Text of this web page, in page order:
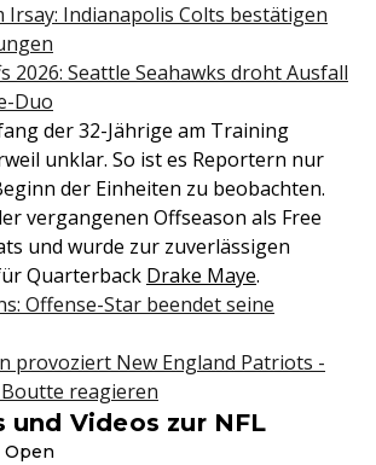
Irsay: Indianapolis Colts bestätigen
2026: Seattle Seahawks droht Ausfall
Duo
der 32-Jährige am Training
unklar. So ist es Reportern nur
der Einheiten zu beobachten.
vergangenen Offseason als Free
und wurde zur zuverlässigen
Quarterback Drake Maye.
Offense-Star beendet seine
provoziert New England Patriots -
reagieren
und Videos zur NFL
Open